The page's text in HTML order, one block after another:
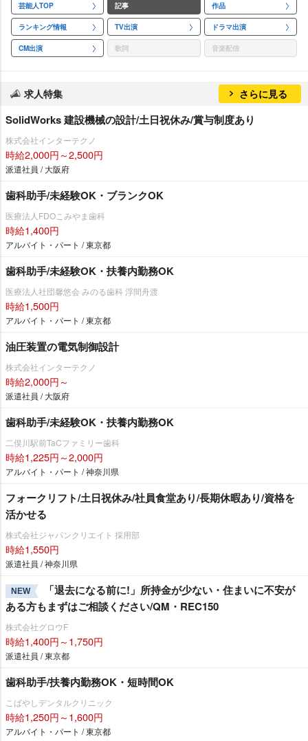
芸能人TOP 記事 作品
ランキング情報 TV出演 ドラマ出演
CM出演 歌詞 音楽配信
求人特集 さらに見る
SolidWorks 建設機械の設計/土日祝休み/賞与制度あり
株式会社インターテクノ
時給2,000円～2,500円
派遣社員 / 大阪府
歯科助手/未経験OK・ブランクOK
医療法人FDOこみやま歯科
時給1,400円
アルバイト・パート / 東京都
歯科助手/未経験OK・扶養内勤務OK
医療法人社団馨悠会 みのる歯科 浮間舟渡
時給1,500円
アルバイト・パート / 東京都
油圧装置の電気制御設計
株式会社インターテクノ
時給2,000円～
派遣社員 / 大阪府
歯科助手/未経験OK・扶養内勤務OK
二俣川駅前TaCファミリー歯科
時給1,225円～2,000円
アルバイト・パート / 神奈川県
フォークリフト/土日祝休み/社員食堂あり/長期休暇あり/資格を
活かせる
株式会社ジャパンクリエイト 採用部
時給1,550円
派遣社員 / 神奈川県
NEW
「退去になる前に!」所持金が少ない・住まいに不安が
ある方もまずはご相談ください/QM・REC150
株式会社グロウF
時給1,400円～1,750円
派遣社員 / 東京都
歯科助手/扶養内勤務OK・短時間OK
こばやしデンタルクリニック
時給1,250円～1,600円
アルバイト・パート / 東京都